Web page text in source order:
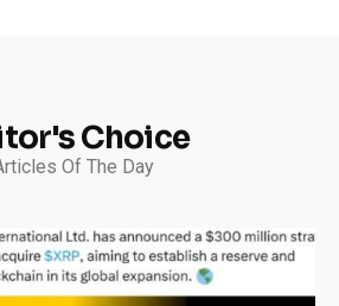
Choice
Of The Day